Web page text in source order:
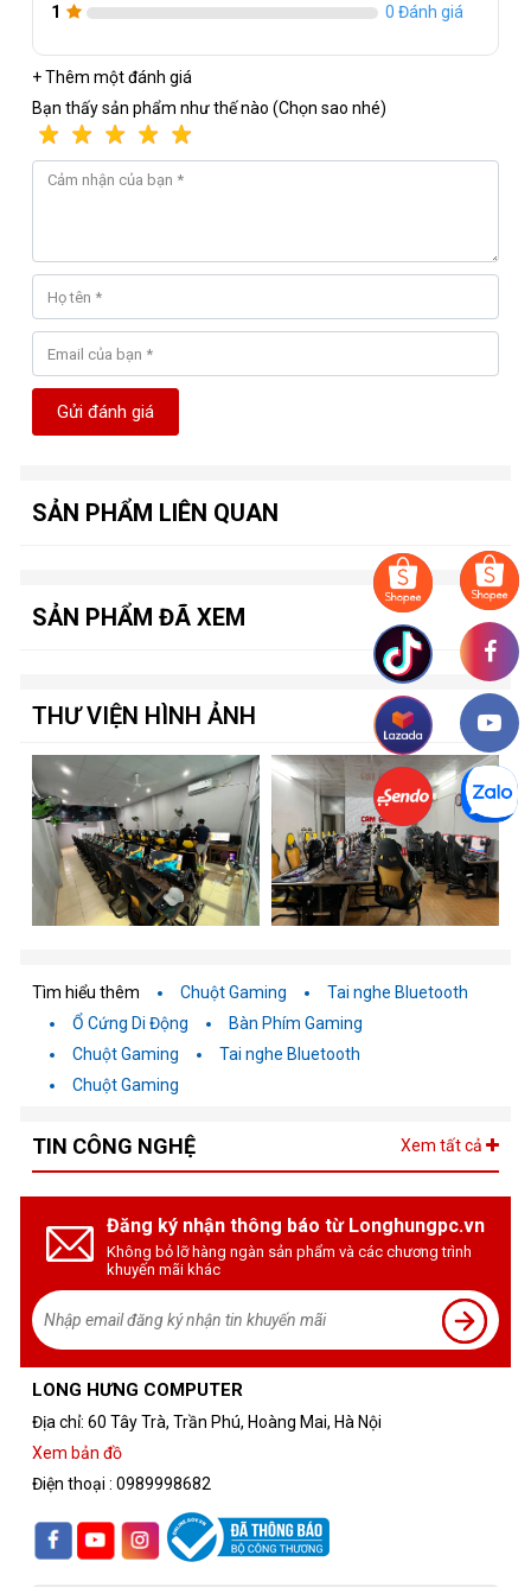
Độ phân giải: FHD
- Tỉ lệ: 16:9
-
Tấm nền màn hình
: IPS
-Độ sáng: 250 cd/m2
Màu sắc hiển thị
-
Thời gian đáp ứng
-Góc nhìn: 178/178
-Kích thước: 534 x 419 x 189mm (gồm chân đế)
Điểm nổi bật của Viewsonic VA2409-H
Công nghệ IPS: Đảm bảo màu sắc sống động và góc nhìn
Độ phân giải Full HD
: Với độ phân giải 1920 x 1080, màn
hình mang lại hình ảnh sắc nét và chi tiết, giúp nâng cao trải
nghiệm xem
Light Filter giúp giảm mỏi mắt khi sử dụng trong thời gian dài
-Thiết kế ergonomics: Màn hình có thể điều chỉnh độ
nghiêng, giúp người dùng tìm được vị trí thoải mái nhất khi
làm việc
1
0 Đánh giá
+ Thêm một đánh giá
Bạn thấy sản phẩm như thế nào (Chọn sao nhé)
Gửi đánh giá
SẢN PHẨM LIÊN QUAN
SẢN PHẨM ĐÃ XEM
THƯ VIỆN HÌNH ẢNH
Tìm hiểu thêm Chuột Gaming
Tai nghe Bluetooth
Ổ Cứng Di Động
Bàn Phím Gaming
Chuột Gaming
Tai nghe Bluetooth
Chuột Gaming
TIN CÔNG NGHỆ Xem tất cả
Đăng ký nhận thông báo từ Longhungpc.vn
Không bỏ lỡ hàng ngàn sản phẩm và các chương trình
khuyến mãi khác
LONG HƯNG COMPUTER
Địa chỉ: 60 Tây Trà, Trần Phú, Hoàng Mai, Hà Nội
Xem bản đồ
Điện thoại : 0989998682